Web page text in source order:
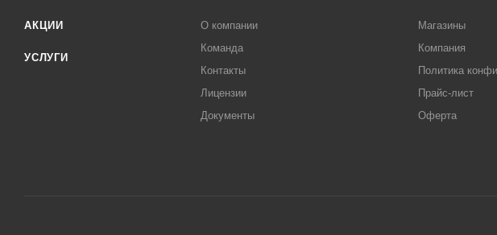
АКЦИИ
УСЛУГИ
О компании
Команда
Контакты
Лицензии
Документы
Магазины
Компания
Политика
Прайс-лист
Оферта